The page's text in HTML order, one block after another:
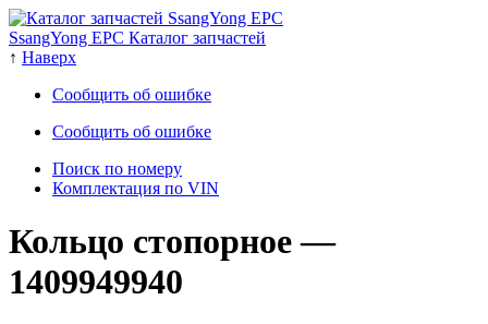
SsangYong EPC Каталог запчастей
↑ Наверх
Сообщить об ошибке
Сообщить об ошибке
Поиск по номеру
Комплектация по VIN
Кольцо стопорное—
1409949940